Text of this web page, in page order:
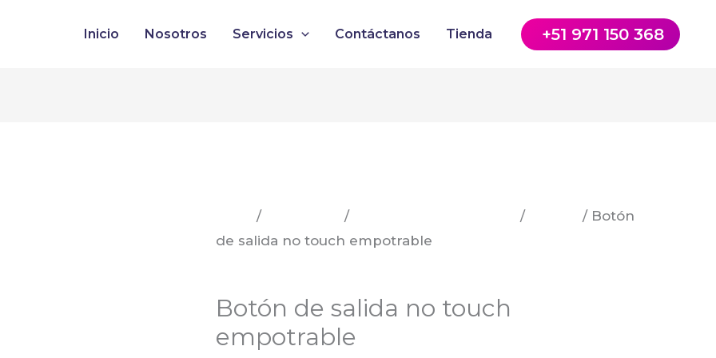
Inicio Nosotros Servicios Contáctanos Tienda +51 971 150 368
/ / /
/ Botón
de salida no touch empotrable
Botón de salida no touch
empotrable